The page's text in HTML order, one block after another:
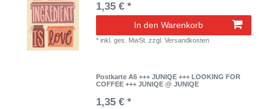
1,35 € *
In den Warenkorb
*inkl. ges. MwSt. zzgl.Versandkosten
Postkarte A6 +++ JUNIQE +++ LOOKING FOR
COFFEE +++ JUNIQE @ JUNIQE
1,35 € *